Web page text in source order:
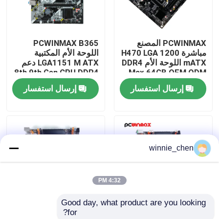
معلومات عنا
جولة في المعمل
رقابة جودة
اطلب اقتباس
بطاقات الجرافيك للألعاب
PCWINMAX المصنع
مباشرة H470 LGA 1200
mATX اللوحة الأم DDR4
Max 64GB OEM ODM
دعم 10th 11th Gen
CPU بالجملة
إرسال استفسار
PCWINMAX B365
اللوحة الأم المكتبية
LGA1151 M ATX دعم
8th 9th Gen CPU DDR4
حتى 64GB M.2 USB 3.0
اللوحة الرئيسية OEM
Wholesale
إرسال استفسار
اللوحة الرئيسية للتعدين
winnie_chen
4:32 PM
Good day, what product are you looking
for?